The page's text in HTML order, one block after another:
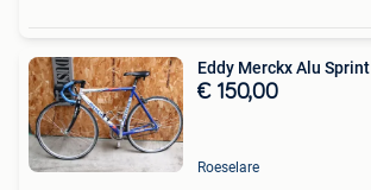
Eddy Merckx Alu Sprint
€ 150,00
Roeselare